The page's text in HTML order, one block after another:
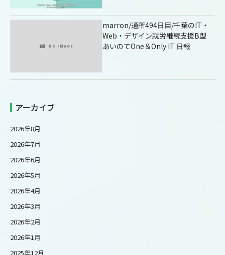
marron/通所494日目/千葉のIT・
Web・デザイン就労継続支援B型
あいのてOne＆Only IT 日報
アーカイブ
2026年8月
2026年7月
2026年6月
2026年5月
2026年4月
2026年3月
2026年2月
2026年1月
2025年12月